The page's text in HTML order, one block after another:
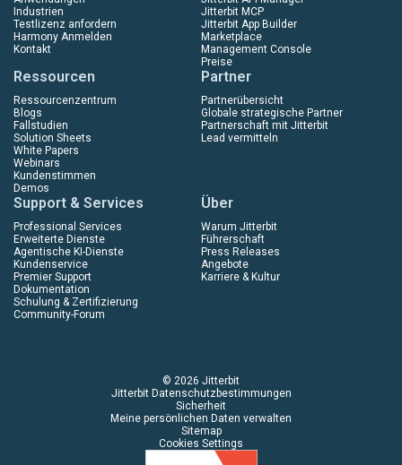
Industrien
Testlizenz anfordern
Harmony Anmelden
Kontakt
Jitterbit MCP
Jitterbit App Builder
Marketplace
Management Console
Preise
Ressourcen
Ressourcenzentrum
Blogs
Fallstudien
Solution Sheets
White Papers
Webinars
Kundenstimmen
Demos
Partner
Partnerübersicht
Globale strategische Partner
Partnerschaft mit Jitterbit
Lead vermitteln
Support & Services
Professional Services
Erweiterte Dienste
Agentische KI-Dienste
Kundenservice
Premier Support
Dokumentation
Schulung & Zertifizierung
Community-Forum
Über
Warum Jitterbit
Führerschaft
Press Releases
Angebote
Karriere & Kultur
© 2026 Jitterbit
Jitterbit Datenschutzbestimmungen
Sicherheit
Meine persönlichen Daten verwalten
Sitemap
Cookies Settings